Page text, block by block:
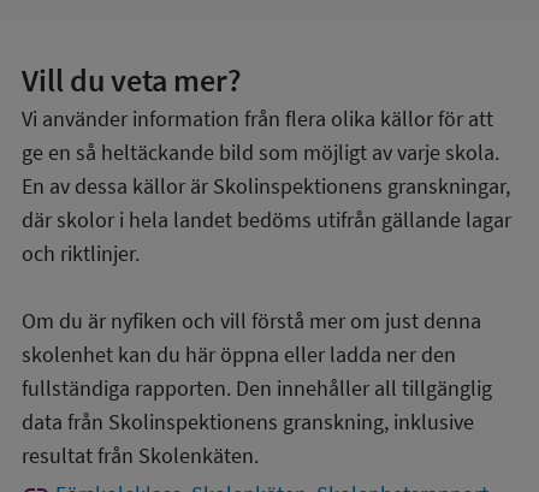
Vill du veta mer?
Vi använder information från flera olika källor för att
ge en så heltäckande bild som möjligt av varje skola.
En av dessa källor är Skolinspektionens granskningar,
där skolor i hela landet bedöms utifrån gällande lagar
och riktlinjer.
Om du är nyfiken och vill förstå mer om just denna
skolenhet kan du här öppna eller ladda ner den
fullständiga rapporten. Den innehåller all tillgänglig
data från Skolinspektionens granskning, inklusive
resultat från Skolenkäten.